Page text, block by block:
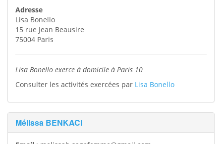
Adresse
Lisa Bonello
15 rue Jean Beausire
75004 Paris
Lisa Bonello exerce à domicile à Paris 10
Consulter les activités exercées par Lisa Bonello
Mélissa BENKACI